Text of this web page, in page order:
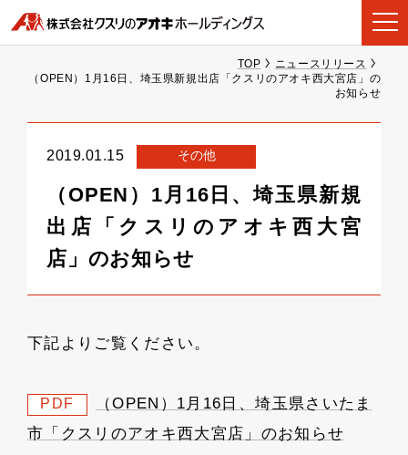
TOP
ニュースリリース
（OPEN）1月16日、埼玉県新規出店「クスリのアオキ西大宮店」の
お知らせ
2019.01.15 その他
（OPEN）1月16日、埼玉県新規
出店「クスリのアオキ西大宮
店」のお知らせ
下記よりご覧ください。
PDF
（OPEN）1月16日、埼玉県さいたま
市「クスリのアオキ西大宮店」のお知らせ